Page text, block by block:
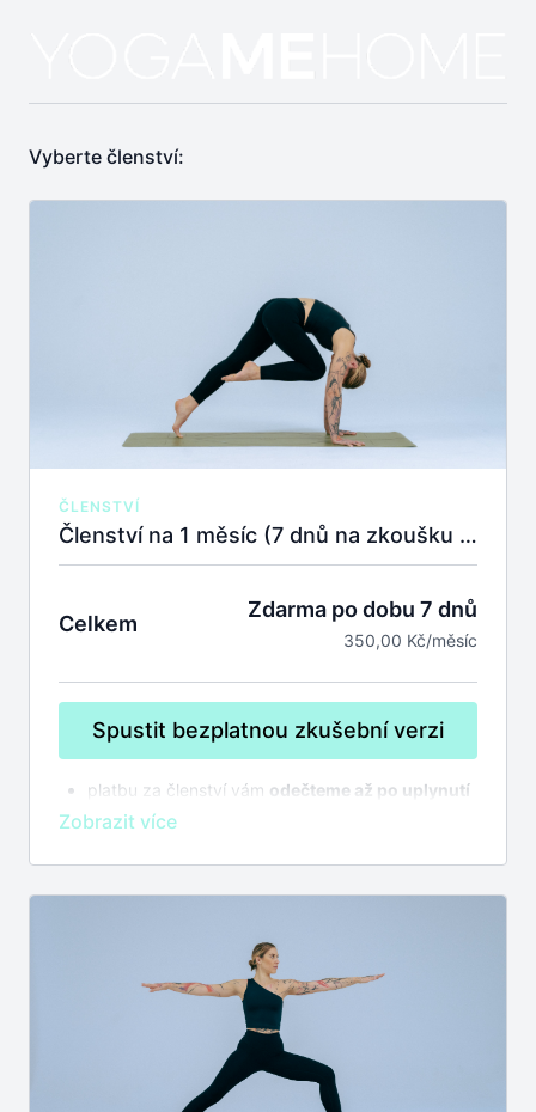
Vyberte členství:
ČLENSTVÍ
Členství na 1 měsíc (7 dnů na zkoušku zdarma)
Celkem
Zdarma po dobu 7 dnů
350,00 Kč/měsíc
Spustit bezplatnou zkušební verzi
platbu za členství vám odečteme až po uplynutí
7 dnů na zkoušku
členství se automaticky prodlužuje,zrušit